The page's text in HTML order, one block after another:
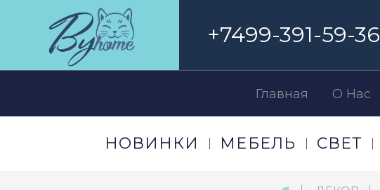
+7499-391-59-36
Главная О Нас
НОВИНКИ МЕБЕЛЬ СВЕТ